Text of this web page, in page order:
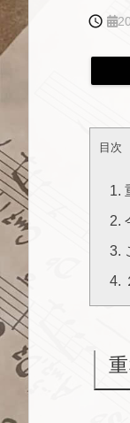

目次
1.
2.
3.
4.